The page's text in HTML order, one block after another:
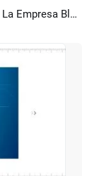
Presentación De Diapositivas Del Perfil De La Empresa Blue Business, Cronología Del Desarrollo Corporativo